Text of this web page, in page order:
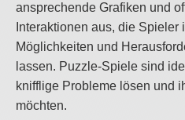
ansprechende Grafiken und
Interaktionen aus, die Spieler
Möglichkeiten und
lassen. Puzzle-Spiele sind
knifflige Probleme lösen und
möchten.